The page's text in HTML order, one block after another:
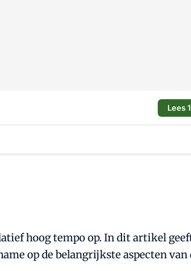
Lees
hoog tempo op. In dit artikel
op de belangrijkste aspecten van